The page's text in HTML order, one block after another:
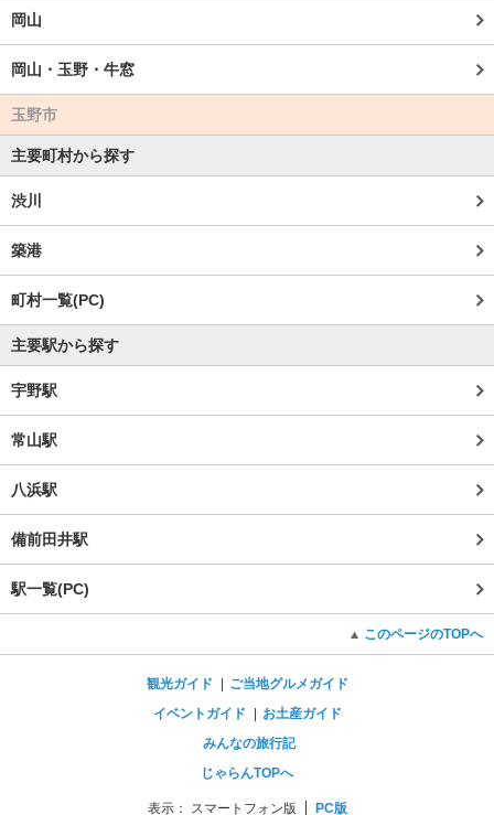
岡山
岡山・玉野・牛窓
玉野市
主要町村から探す
渋川
築港
町村一覧(PC)
主要駅から探す
宇野駅
常山駅
八浜駅
備前田井駅
駅一覧(PC)
このページのTOPへ
観光ガイド
ご当地グルメガイド
イベントガイド
お土産ガイド
みんなの旅行記
じゃらんTOPへ
表示： スマートフォン版 PC版